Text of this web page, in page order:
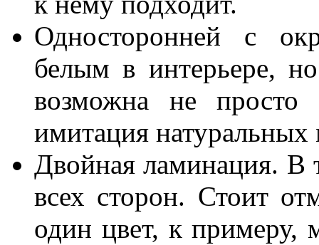
Односторонней с
белым в интерьере,
возможна не просто
имитация натуральных
Двойная ламинация. В
всех сторон. Стоит
один цвет, к примеру,